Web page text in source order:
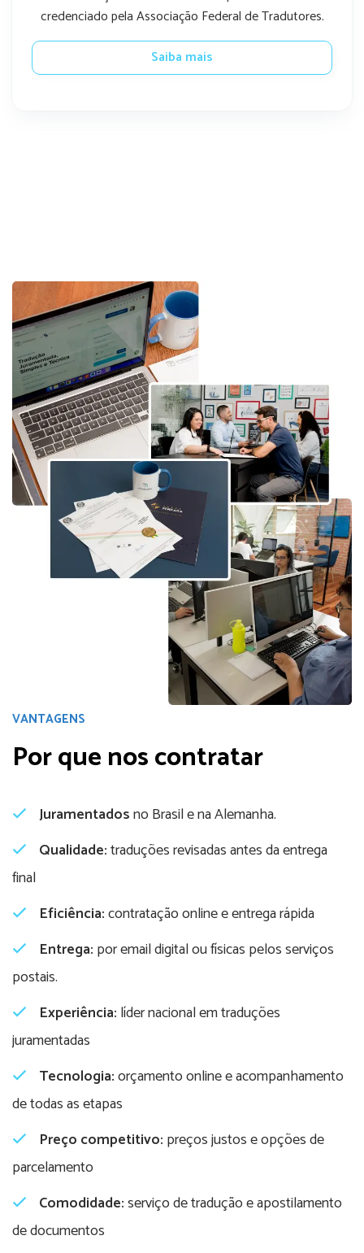
credenciado pela Associação Federal de Tradutores.
Saiba mais
VANTAGENS
Por que nos contratar
Juramentadosno Brasil e na Alemanha.
Qualidade:traduções revisadas antes da entrega
final
Eficiência:contratação online e entrega rápida
Entrega: por email digital ou físicas pelos serviços
postais.
Experiência: líder nacional em traduções
juramentadas
Tecnologia:orçamento online e acompanhamento
de todas as etapas
Preço competitivo: preços justos e opções de
parcelamento
Comodidade:serviço de tradução e apostilamento
de documentos